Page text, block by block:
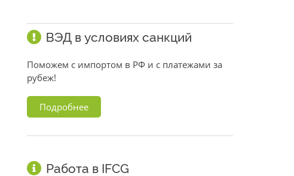
ВЭД в условиях санкций
Поможем с импортом в РФ и с платежами за
рубеж!
Подробнее
Работа в IFCG